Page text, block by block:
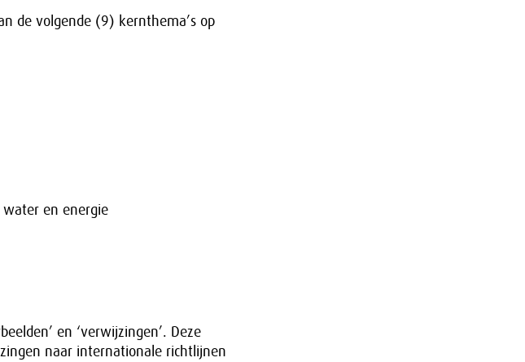
de volgende (9) kernthema’s op
en energie
en ‘verwijzingen’. Deze
naar internationale richtlijnen